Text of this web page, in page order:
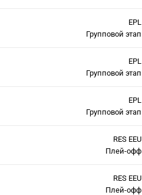
EPL
Групповой этап
EPL
Групповой этап
EPL
Групповой этап
RES EEU
Плей-офф
RES EEU
Плей-офф